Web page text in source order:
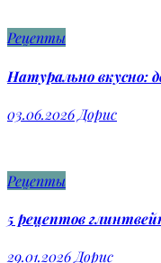
Рецепты
Натурально вкусно:
03.06.2026 Дорис
Рецепты
5 рецептов
29.01.2026Дорис